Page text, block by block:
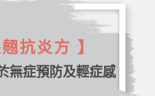
抗炎方 】
無症預防及輕症感